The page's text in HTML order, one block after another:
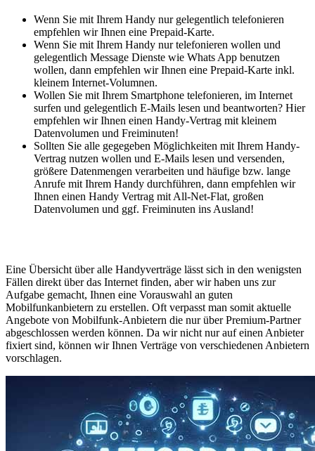
Wenn Sie mit Ihrem Handy nur gelegentlich telefonieren
empfehlen wir Ihnen eine Prepaid-Karte.
Wenn Sie mit Ihrem Handy nur telefonieren wollen und
gelegentlich Message Dienste wie Whats App benutzen
wollen, dann empfehlen wir Ihnen eine Prepaid-Karte inkl.
kleinem Internet-Volumnen.
Wollen Sie mit Ihrem Smartphone telefonieren, im Internet
surfen und gelegentlich E-Mails lesen und beantworten? Hier
empfehlen wir Ihnen einen Handy-Vertrag mit kleinem
Datenvolumen und Freiminuten!
Sollten Sie alle gegegeben Möglichkeiten mit Ihrem Handy-
Vertrag nutzen wollen und E-Mails lesen und versenden,
größere Datenmengen verarbeiten und häufige bzw. lange
Anrufe mit Ihrem Handy durchführen, dann empfehlen wir
Ihnen einen Handy Vertrag mit All-Net-Flat, großen
Datenvolumen und ggf. Freiminuten ins Ausland!
Eine Übersicht über alle Handyverträge lässt sich in den wenigsten
Fällen direkt über das Internet finden, aber wir haben uns zur
Aufgabe gemacht, Ihnen eine Vorauswahl an guten
Mobilfunkanbietern zu erstellen. Oft verpasst man somit aktuelle
Angebote von Mobilfunk-Anbietern die nur über Premium-Partner
abgeschlossen werden können. Da wir nicht nur auf einen Anbieter
fixiert sind, können wir Ihnen Verträge von verschiedenen Anbietern
vorschlagen.